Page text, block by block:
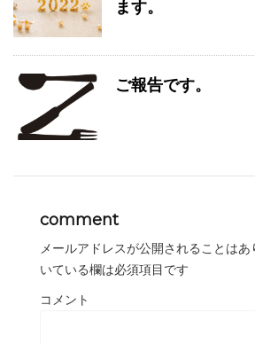
ます。
ご報告です。
comment
メールアドレスが公開されることはあ
いている欄は必須項目です
コメント